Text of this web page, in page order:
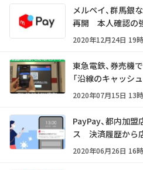
メルペイ、群馬銀
再開 本人確認の
2020年12月24日 19
東急電鉄、券売機
「沿線のキャッシ
2020年07月15日 13
PayPay、都内加
ス 決済履歴から
2020年06月26日 16